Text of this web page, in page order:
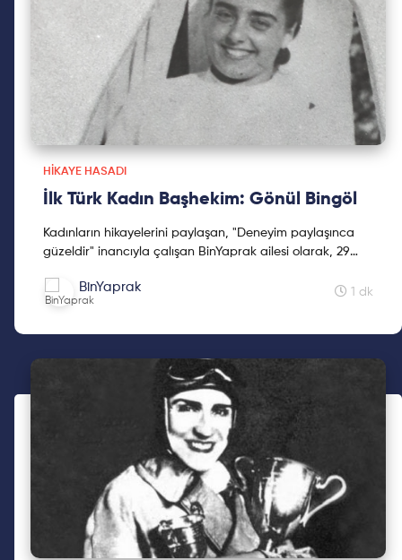
HIKAYE HASADI
İlk Türk Kadın Başhekim: Gönül Bingöl
Kadınların hikayelerini paylaşan, "Deneyim paylaşınca
güzeldir" inancıyla çalışan BinYaprak ailesi olarak, 29
Cumhuriyetimizin 2. yüzyılına kadınların hikayelerini
hediye etmek için çıktığımız Hikaye Hasadına, ilklerin
BinYaprak 1 dk